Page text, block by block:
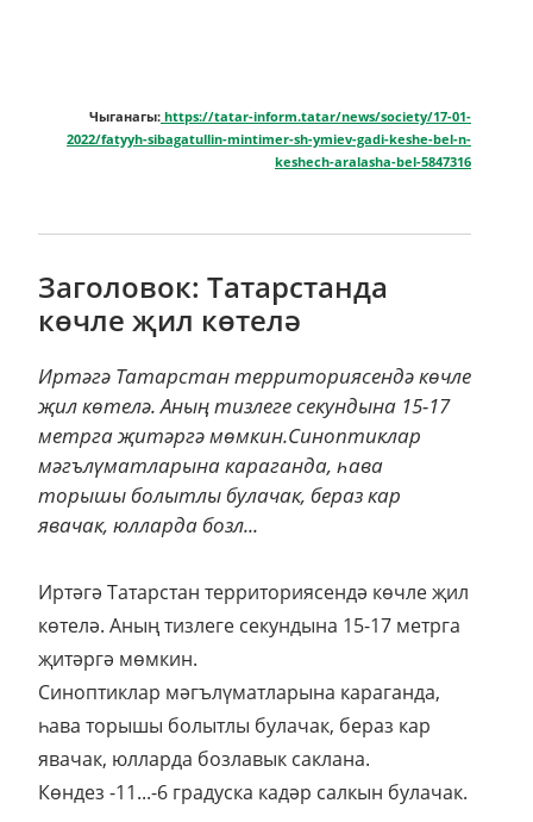
Чыганагы: https://tatar-inform.tatar/news/society/17-01-
2022/fatyyh-sibagatullin-mintimer-sh-ymiev-gadi-keshe-bel-n-
keshech-aralasha-bel-5847316
Заголовок: Татарстанда
көчле җил көтелә
Иртәгә Татарстан территориясендә көчле
җил көтелә. Аның тизлеге секундына 15-17
метрга җитәргә мөмкин.Синоптиклар
мәгълүматларына караганда, һава
торышы болытлы булачак, бераз кар
явачак, юлларда бозл...
Иртәгә Татарстан территориясендә көчле җил
көтелә. Аның тизлеге секундына 15-17 метрга
җитәргә мөмкин.
Синоптиклар мәгълүматларына караганда,
һава торышы болытлы булачак, бераз кар
явачак, юлларда бозлавык саклана.
Көндез -11...-6 градуска кадәр салкын булачак.